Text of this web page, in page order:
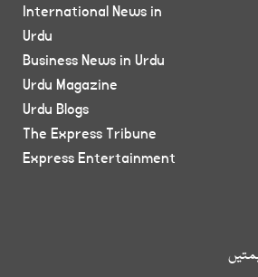
International News in
Urdu
Business News in Urdu
Urdu Magazine
Urdu Blogs
The Express Tribune
Express Entertainment